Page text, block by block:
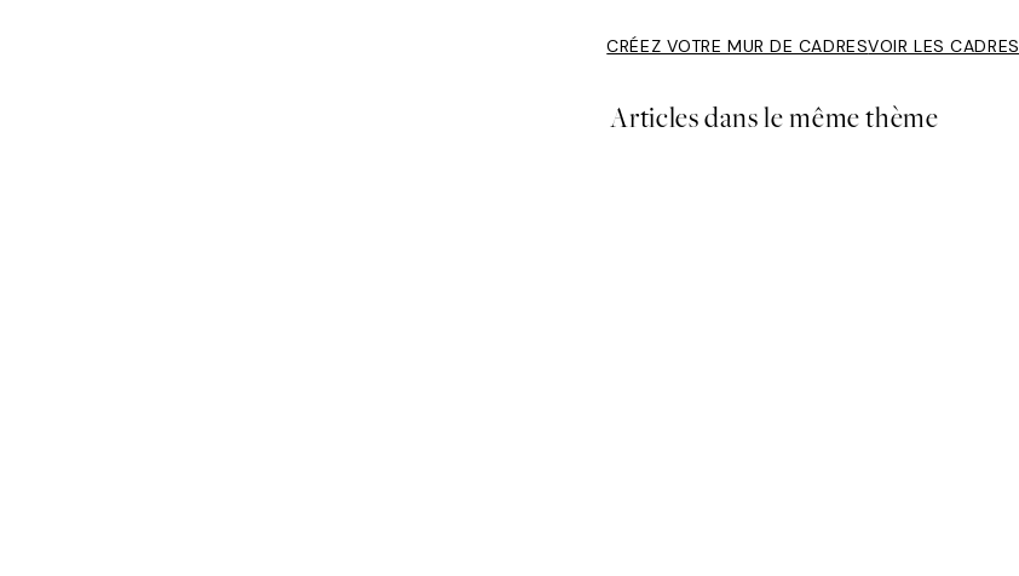
CRÉEZ VOTRE MUR DE CADRESVOIR LES CADRES
Articles dans le même thème